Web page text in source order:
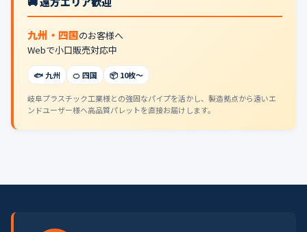
九州・四国のお客様へ
Webで小口販売対応中
🐟 九州 🍊 四国 📦 10枚〜
岐阜プラスチック工業様との強固なパイプを活かし、製造拠点から遠いエ
ンドユーザー様へ高品質パレットを直接お届けします。